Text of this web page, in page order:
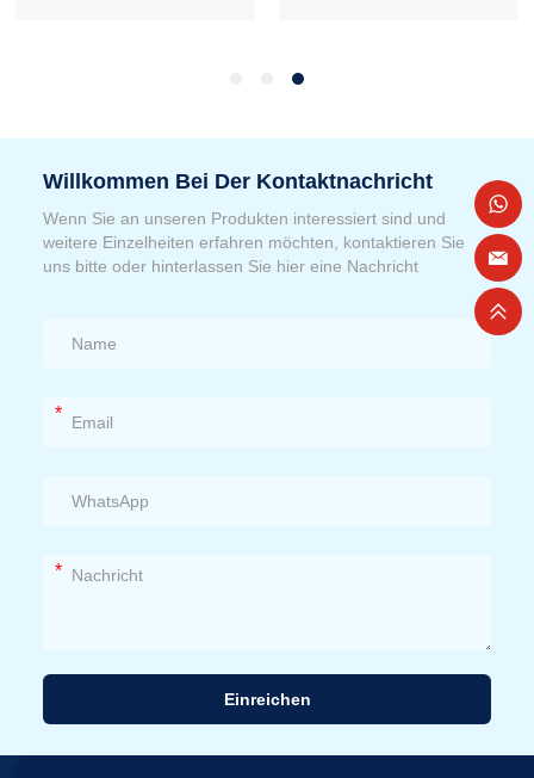
Willkommen Bei Der Kontaktnachricht
Wenn Sie an unseren Produkten interessiert sind und
weitere Einzelheiten erfahren möchten, kontaktieren Sie
uns bitte oder hinterlassen Sie hier eine Nachricht
*
*
Einreichen